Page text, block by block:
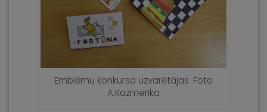
Emblēmu konkursa uzvarētājas. Foto
A.Kazmerika